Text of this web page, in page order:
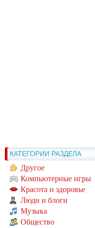
КАТЕГОРИИ РАЗДЕЛА
Другое
Компьютерные игры
Красота и здоровье
Люди и блоги
Музыка
Общество